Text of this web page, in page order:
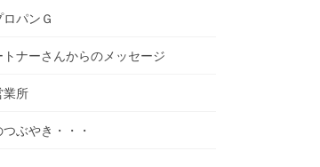
ロパンＧ
トナーさんからのメッセージ
業所
ぶやき・・・